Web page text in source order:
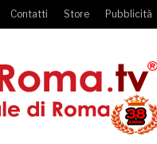
Contatti Store Pubblicità